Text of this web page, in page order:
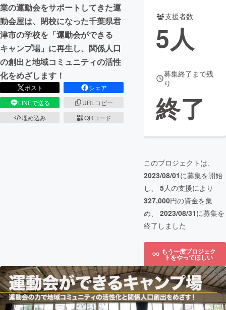
業の運動会をサポートしてきた運
動会屋は、閉校になった千葉県君
津市の学校を「運動会ができる
キャンプ場」に再生し、関係人口
の創出と地域コミュニティの活性
化をめざします！
ポスト
シェア
LINEで送る
URLコピー
埋め込み
QRコード
支援者数
5人
募集終了まで残
り
終了
このプロジェクトは、
2023/08/01に募集を開始
し、 5人の支援により
327,000円の資金を集
め、 2023/08/31に募集を
終了しました
もう一度プロジェク
トをやってほしい